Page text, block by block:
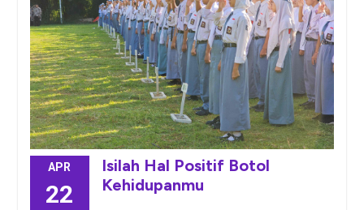
APR
22
Isilah Hal Positif Botol
Kehidupanmu